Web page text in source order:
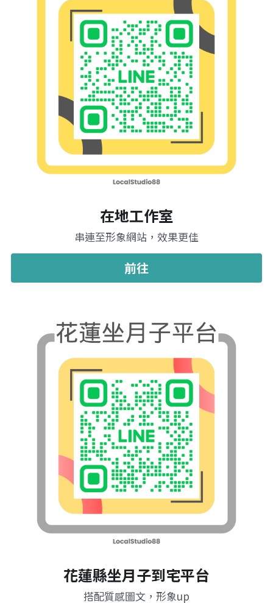
在地工作室
串連至形象網站，效果更佳
前往
花蓮縣坐月子到宅平台
搭配質感圖文，形象up